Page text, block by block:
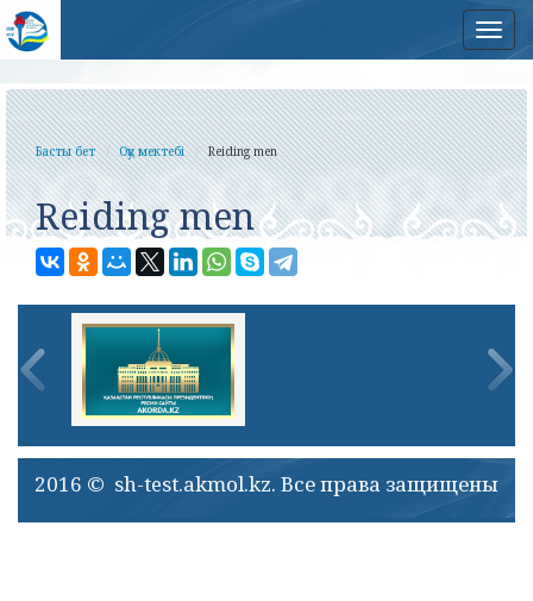
Басты бет Оқу мектебі Reiding men
Reiding men
2016 © sh-test.akmol.kz. Все права защищены